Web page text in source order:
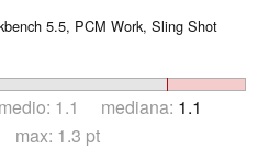
5.5, PCM Work, Sling Shot
1.1 mediana: 1.1
max: 1.3 pt